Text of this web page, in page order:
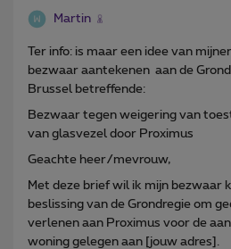
Martin
Ter info: is maar een idee van
bezwaar aantekenen aan de
Brussel betreffende:
Bezwaar tegen weigering van
van glasvezel door Proximus
Geachte heer/mevrouw,
Met deze brief wil ik mijn bezwaar
beslissing van de Grondregie om
verlenen aan Proximus voor de
woning gelegen aan [jouw adres].